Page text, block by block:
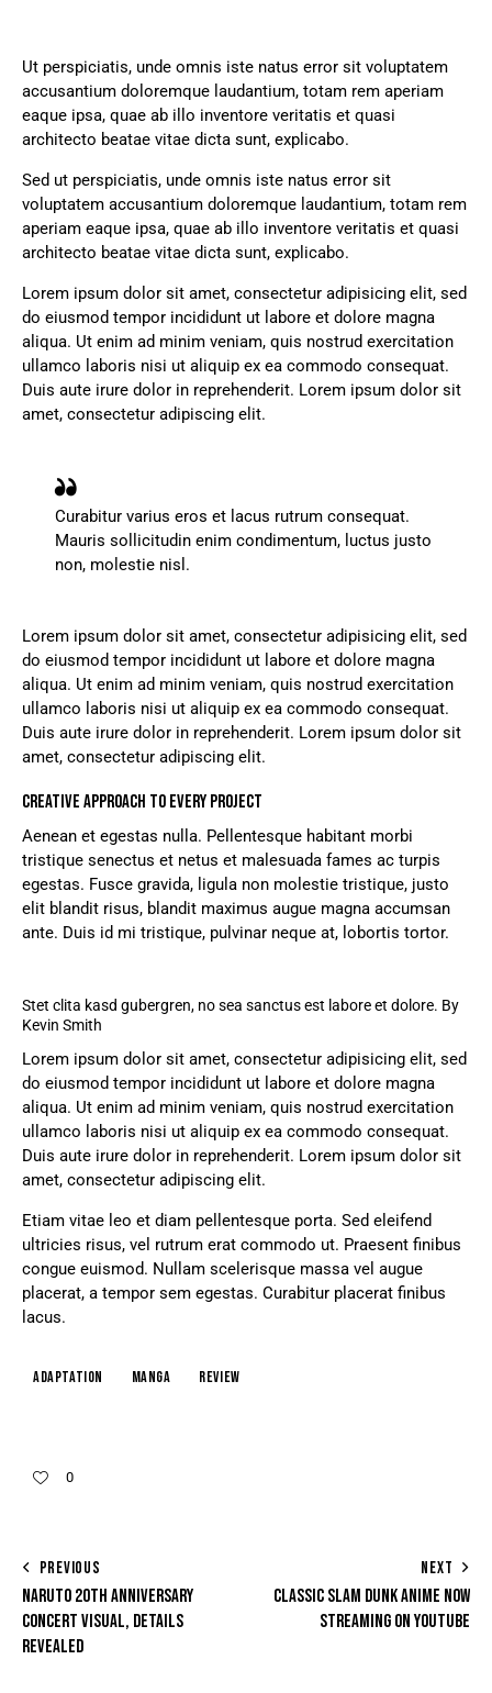
Ut perspiciatis, unde omnis iste natus error sit voluptatem
accusantium doloremque laudantium, totam rem aperiam
eaque ipsa, quae ab illo inventore veritatis et quasi
architecto beatae vitae dicta sunt, explicabo.
Sed ut perspiciatis, unde omnis iste natus error sit
voluptatem accusantium doloremque laudantium, totam rem
aperiam eaque ipsa, quae ab illo inventore veritatis et quasi
architecto beatae vitae dicta sunt, explicabo.
Lorem ipsum dolor sit amet, consectetur adipisicing elit, sed
do eiusmod tempor incididunt ut labore et dolore magna
aliqua. Ut enim ad minim veniam, quis nostrud exercitation
ullamco laboris nisi ut aliquip ex ea commodo consequat.
Duis aute irure dolor in reprehenderit. Lorem ipsum dolor sit
amet, consectetur adipiscing elit.
Curabitur varius eros et lacus rutrum consequat.
Mauris sollicitudin enim condimentum, luctus justo
non, molestie nisl.
Lorem ipsum dolor sit amet, consectetur adipisicing elit, sed
do eiusmod tempor incididunt ut labore et dolore magna
aliqua. Ut enim ad minim veniam, quis nostrud exercitation
ullamco laboris nisi ut aliquip ex ea commodo consequat.
Duis aute irure dolor in reprehenderit. Lorem ipsum dolor sit
amet, consectetur adipiscing elit.
CREATIVE APPROACH TO EVERY PROJECT
Aenean et egestas nulla. Pellentesque habitant morbi
tristique senectus et netus et malesuada fames ac turpis
egestas. Fusce gravida, ligula non molestie tristique, justo
elit blandit risus, blandit maximus augue magna accumsan
ante. Duis id mi tristique, pulvinar neque at, lobortis tortor.
Stet clita kasd gubergren, no sea sanctus est labore et dolore. By
Kevin Smith
Lorem ipsum dolor sit amet, consectetur adipisicing elit, sed
do eiusmod tempor incididunt ut labore et dolore magna
aliqua. Ut enim ad minim veniam, quis nostrud exercitation
ullamco laboris nisi ut aliquip ex ea commodo consequat.
Duis aute irure dolor in reprehenderit. Lorem ipsum dolor sit
amet, consectetur adipiscing elit.
Etiam vitae leo et diam pellentesque porta. Sed eleifend
ultricies risus, vel rutrum erat commodo ut. Praesent finibus
congue euismod. Nullam scelerisque massa vel augue
placerat, a tempor sem egestas. Curabitur placerat finibus
lacus.
Adaptation Manga Review
0
PREVIOUS
NARUTO 20TH ANNIVERSARY
CONCERT VISUAL, DETAILS
REVEALED
NEXT
CLASSIC SLAM DUNK ANIME NOW
STREAMING ON YOUTUBE